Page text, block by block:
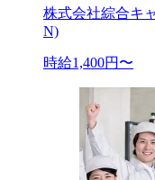
株式会社綜合キ
N)
時給1,400円〜